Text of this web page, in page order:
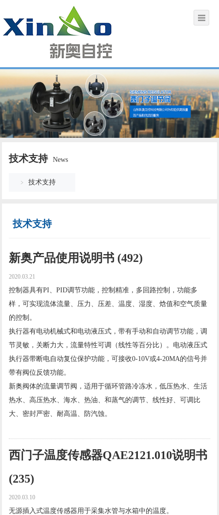
技术支持 News
技术支持
技术支持
新奥产品使用说明书 (492)
2020.03.21
控制器具有PI、PID调节功能，控制精准，多回路控制，功能多
样，可实现流体流量、压力、压差、温度、湿度、焓值和空气质量
的控制。
执行器有电动机械式和电动液压式，带有手动和自动调节功能，调
节灵敏，关断力大，流量特性可调（线性等百分比）。电动液压式
执行器带断电自动复位保护功能，可接收0-10V或4-20MA的信号并
带有阀位反馈功能。
新奥阀体的流量调节阀，适用于循环管路冷冻水，低压热水、生活
热水、高压热水、海水、热油、和蒸气的调节、线性好、可调比
大、密封严密、耐高温、防汽蚀。
西门子温度传感器QAE2121.010说明书
(235)
2020.03.10
无源插入式温度传感器用于采集水管与水箱中的温度。